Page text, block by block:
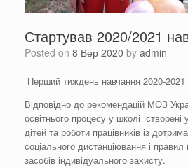
Стартував 2020/2021
Posted on 8 Вер 2020 by admin
Перший тиждень навчання 2020-
Відповідно до рекомендацій МОЗ
освітнього процесу у школі
дітей та роботи працівників із
соціального дистанціювання і правил
засобів індивідуального захисту.